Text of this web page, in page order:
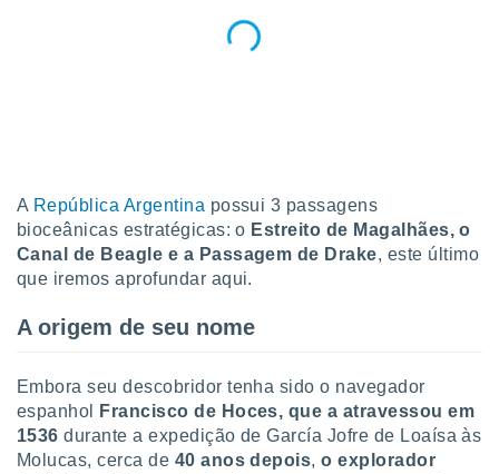
site
Neste
lo de
a
analisar o
ou
A República Argentina possui 3 passagens
bioceânicas estratégicas: o Estreito de Magalhães, o
Canal de Beagle e a Passagem de Drake, este último
que iremos aprofundar aqui.
A origem de seu nome
Embora seu descobridor tenha sido o navegador
espanhol
Francisco de Hoces, que a atravessou em
1536durante a expedição de García Jofre de Loaísa às
Molucas, cerca de 40 anos depois, o explorador